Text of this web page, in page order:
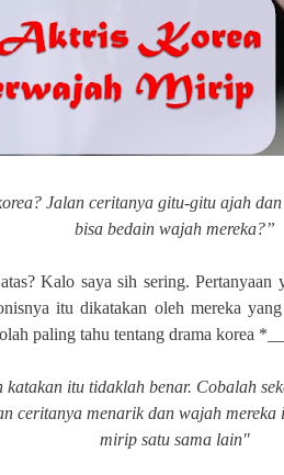
Jalan ceritanya gitu-gitu ajah
bisa bedain wajah mereka?”
Kalo saya sih sering. Pertanyaan
itu dikatakan oleh mereka
paling tahu tentang drama korea
katakan itu tidaklah benar. Cobalah
ceritanya menarik dan wajah
mirip satu sama lain"